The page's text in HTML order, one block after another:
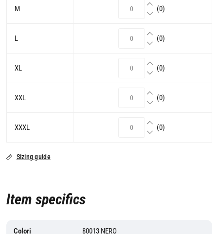
M (0)
L (0)
XL (0)
XXL (0)
XXXL (0)
Sizing guide
Item specifics
Colori 80013 NERO